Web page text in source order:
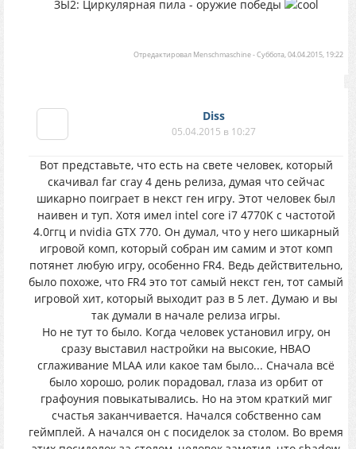
ЗЫ2: Циркулярная пила - оружие победы
Отредактировал Menschmaschine-Суббота, 04.04.2015, 19:22
Diss
05.04.2015 в 10:27
Вот представьте, что есть на свете человек, который
скачивал far cray 4 день релиза, думая что сейчас
шикарно поиграет в некст ген игру. Этот человек был
наивен и туп. Хотя имел intel core i7 4770K с частотой
4.0ггц и nvidia GTX 770. Он думал, что у него шикарный
игровой комп, который собран им самим и этот комп
потянет любую игру, особенно FR4. Ведь действительно,
было похоже, что FR4 это тот самый некст ген, тот самый
игровой хит, который выходит раз в 5 лет. Думаю и вы
так думали в начале релиза игры.
Но не тут то было. Когда человек установил игру, он
сразу выставил настройки на высокие, HBAO
сглаживание MLAA или какое там было... Сначала всё
было хорошо, ролик порадовал, глаза из орбит от
графоуния повыкатывались. Но на этом краткий миг
счастья заканчивается. Начался собственно сам
геймплей. А начался он с посиделок за столом. Во время